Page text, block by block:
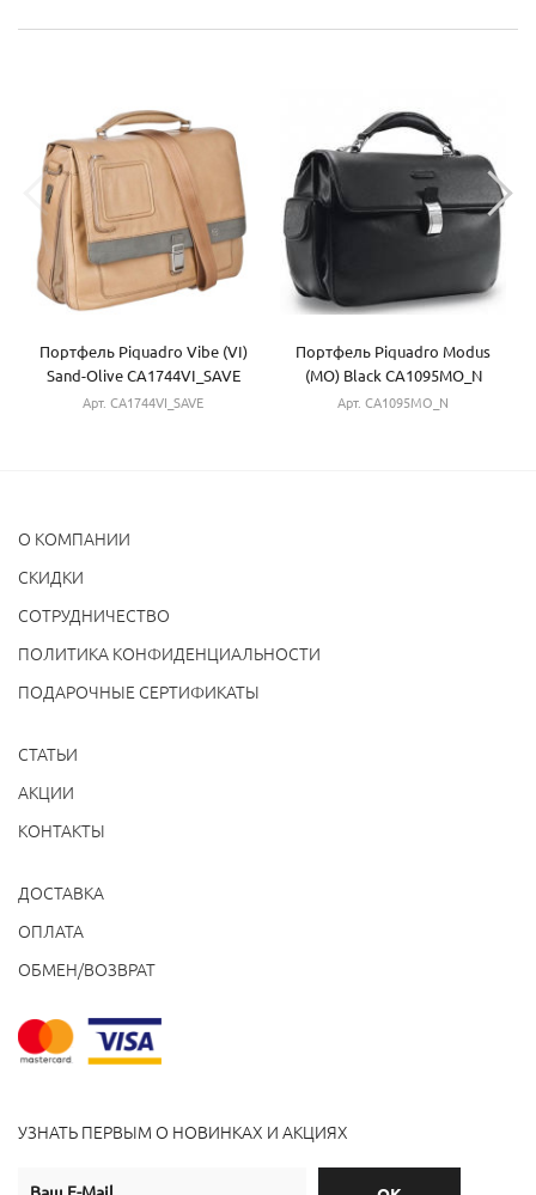
Портфель Piquadro Vibe (VI)
Sand-Olive CA1744VI_SAVE
Арт. CA1744VI_SAVE
Портфель Piquadro Modus
(MO) Black CA1095MO_N
Арт. CA1095MO_N
О КОМПАНИИ
CКИДКИ
СОТРУДНИЧЕСТВО
ПОЛИТИКА КОНФИДЕНЦИАЛЬНОСТИ
ПОДАРОЧНЫЕ СЕРТИФИКАТЫ
СТАТЬИ
АКЦИИ
КОНТАКТЫ
ДОСТАВКА
ОПЛАТА
ОБМЕН/ВОЗВРАТ
УЗНАТЬ ПЕРВЫМ О НОВИНКАХ И АКЦИЯХ